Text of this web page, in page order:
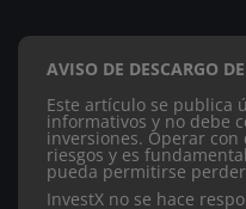
AVISO DE DESCARGO
Este artículo se publica
informativos y no debe
inversiones. Operar
riesgos y es
pueda permitirse
InvestX no se hace